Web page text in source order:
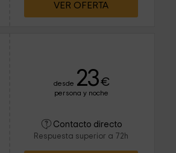
VER OFERTA
desde 23€
persona y noche
Contacto directo
Respuesta superior a 72h